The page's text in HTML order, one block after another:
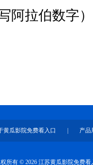
阿拉伯数字
黄瓜影院免费看入口 产品
所有 © 2026 江苏黄瓜影院免费